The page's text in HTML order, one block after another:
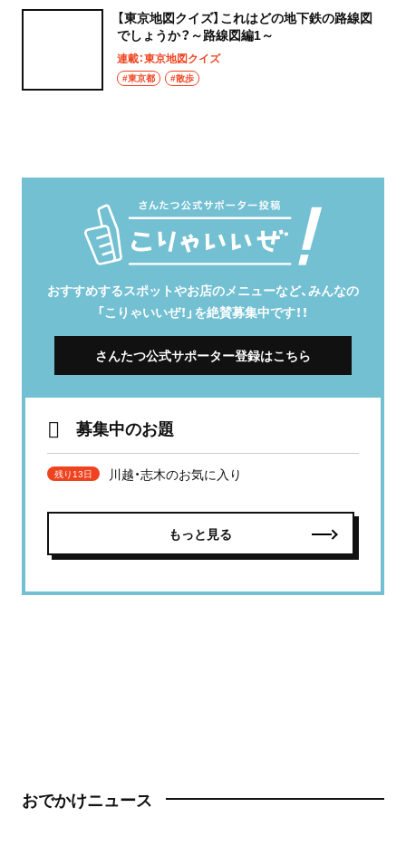
【東京地図クイズ】これはどの地下鉄の路線図
でしょうか？～路線図編1～
連載：東京地図クイズ
#東京都 #散歩
おすすめするスポットやお店のメニューなど、みんなの
「こりゃいいぜ！」を絶賛募集中です！！
さんたつ公式サポーター登録はこちら
募集中のお題
残り13日 川越・志木のお気に入り
もっと見る
おでかけニュース